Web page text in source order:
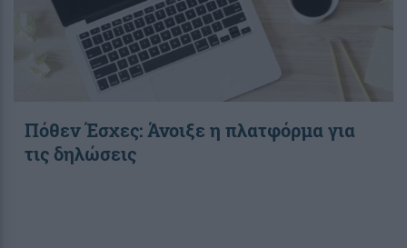
Πόθεν Έσχες: Άνοιξε η πλατφόρμα για
τις δηλώσεις